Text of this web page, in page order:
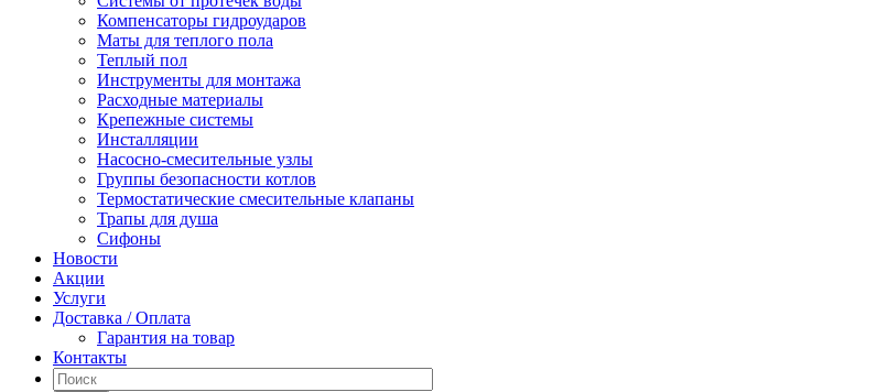
Компенсаторы гидроударов
Маты для теплого пола
Теплый пол
Инструменты для монтажа
Расходные материалы
Крепежные системы
Инсталляции
Насосно-смесительные узлы
Группы безопасности котлов
Термостатические смесительные клапаны
Трапы для душа
Сифоны
Новости
Акции
Услуги
Доставка / Оплата
Гарантия на товар
Контакты